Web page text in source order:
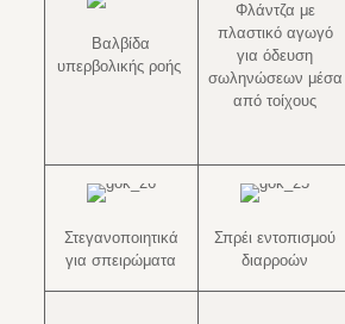
Βαλβίδα
υπερβολικής ροής
Φλάντζα με
πλαστικό αγωγό
για όδευση
σωληνώσεων μέσα
από τοίχους
Στεγανοποιητικά
για σπειρώματα
Σπρέι εντοπισμού
διαρροών